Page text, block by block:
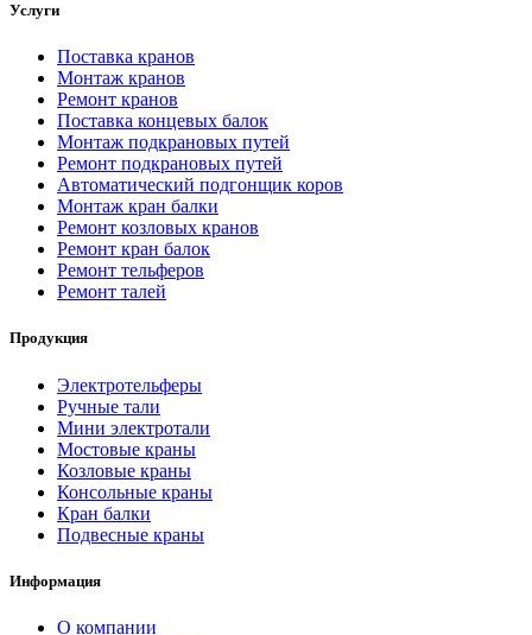
Услуги
Поставка кранов
Монтаж кранов
Ремонт кранов
Поставка концевых балок
Монтаж подкрановых путей
Ремонт подкрановых путей
Автоматический подгонщик коров
Монтаж кран балки
Ремонт козловых кранов
Ремонт кран балок
Ремонт тельферов
Ремонт талей
Продукция
Электротельферы
Ручные тали
Мини электротали
Мостовые краны
Козловые краны
Консольные краны
Кран балки
Подвесные краны
Информация
О компании